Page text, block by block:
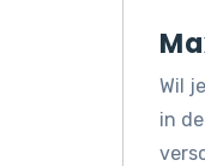
Wil
in